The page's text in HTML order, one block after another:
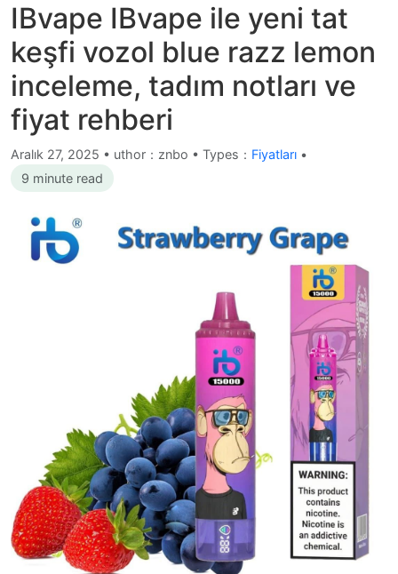
IBvape IBvape ile yeni tat
keşfi vozol blue razz lemon
inceleme, tadım notları ve
fiyat rehberi
Aralık 27, 2025 • uthor：znbo • Types： Fiyatları •
9 minute read